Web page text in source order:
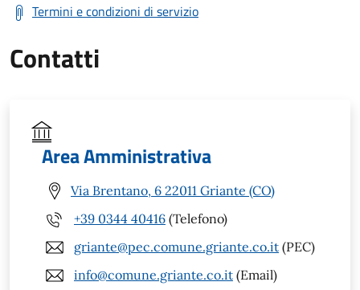
Termini e condizioni di servizio
Contatti
Area Amministrativa
Via Brentano, 6 22011 Griante (CO)
+39 0344 40416 (Telefono)
griante@pec.comune.griante.co.it (PEC)
info@comune.griante.co.it (Email)